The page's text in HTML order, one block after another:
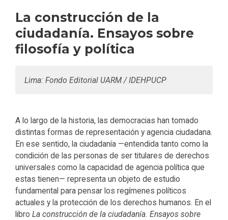
La construcción de la
ciudadanía. Ensayos sobre
filosofía y política
Lima: Fondo Editorial UARM / IDEHPUCP
A lo largo de la historia, las democracias han tomado
distintas formas de representación y agencia ciudadana.
En ese sentido, la ciudadanía —entendida tanto como la
condición de las personas de ser titulares de derechos
universales como la capacidad de agencia política que
estas tienen— representa un objeto de estudio
fundamental para pensar los regímenes políticos
actuales y la protección de los derechos humanos. En el
libro La construcción de la ciudadanía. Ensayos sobre